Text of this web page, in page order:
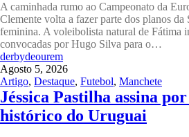
A caminhada rumo ao Campeonato da
Clemente volta a fazer parte dos planos da
feminina. A voleibolista natural de Fátima
convocadas por Hugo Silva para o…
derbydeourem
Agosto 5, 2026
Artigo, Destaque, Futebol, Manchete
Jéssica Pastilha assina
histórico do Uruguai